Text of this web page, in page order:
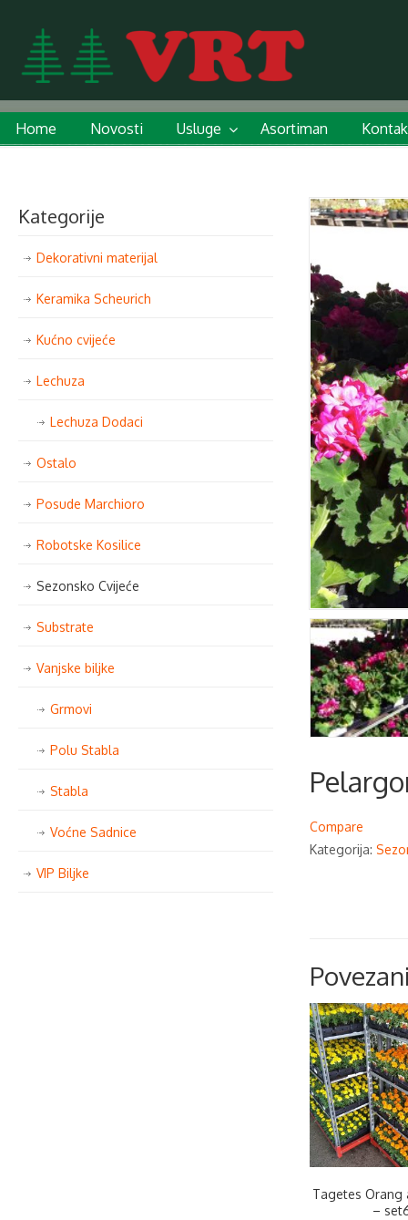
Home Novosti Usluge Asortiman
Compare
Kategorija:
Tagetes Orang
–
Kategorije
Dekorativni materijal
Keramika Scheurich
Kućno cvijeće
Lechuza
Lechuza Dodaci
Ostalo
Posude Marchioro
Robotske Kosilice
Sezonsko Cvijeće
Substrate
Vanjske biljke
Grmovi
Polu Stabla
Stabla
Voćne Sadnice
VIP Biljke